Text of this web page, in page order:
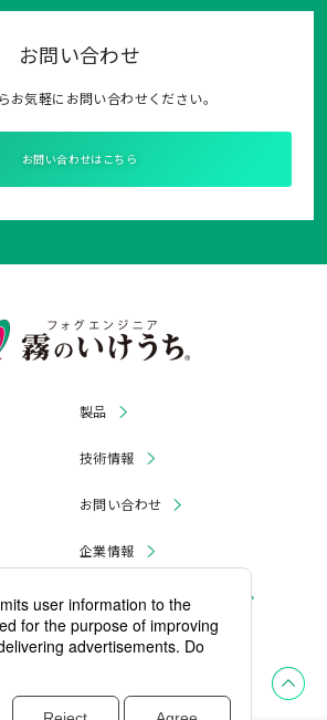
お問い合わせ
お気軽にお問い合わせください。
お問い合わせはこちら
製品
技術情報
お問い合わせ
企業情報
リコール・無償修理 情報
プライバシーポリシー